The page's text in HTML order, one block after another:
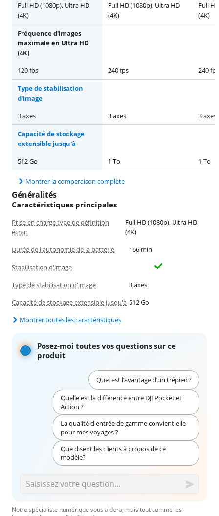
Full HD (1080p), Ultra HD
(4K)
Full HD (1080p), Ultra HD
(4K)
Full
(4K)
Fréquence d'images
maximale en Ultra HD
(4K)
120 fps
240 fps 240 fps
Type de stabilisation
d'image
3 axes
3 axes 3 axes
Capacité de stockage
extensible jusqu'à
512 Go
1 To 1 To
Montrer la comparaison complète
Généralités
Caractéristiques principales
Prise en charge type de définition
écran
Full HD (1080p), Ultra HD
(4K)
Durée de l'autonomie de la batterie
166 min
Stabilisation d'image
Type de stabilisation d'image
3 axes
Capacité de stockage extensible jusqu'à 512 Go
Montrer toutes les caractéristiques
Posez-moi toutes vos questions sur ce
produit
Quel est l’avantage d’un trépied ?
Quelle est la différence entre DJI Pocket et
Action ?
La qualité d'entrée de gamme convient-elle
pour mes voyages ?
Que disent les clients à propos de ce
modèle?
Notre spécialiste numérique vous aidera, mais tout comme les